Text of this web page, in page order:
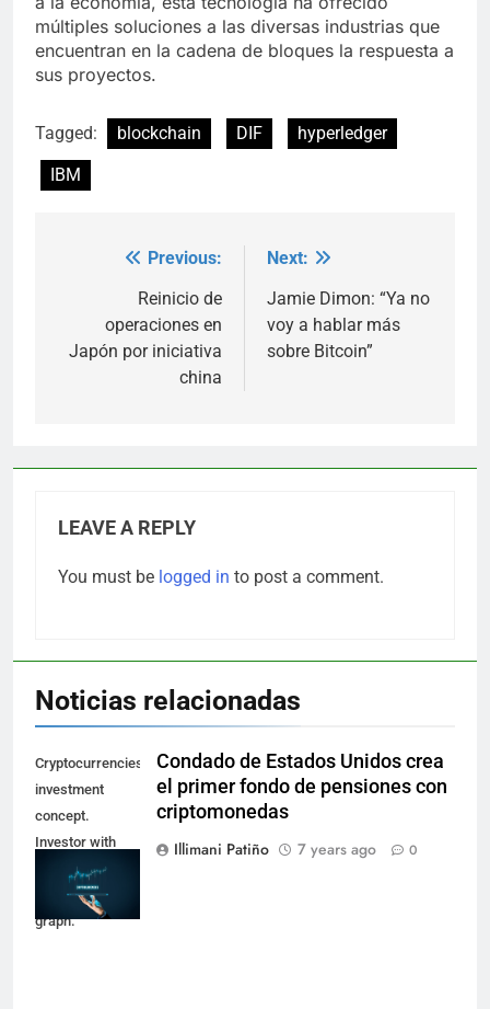
múltiples soluciones a las diversas industrias que
encuentran en la cadena de bloques la respuesta a
sus proyectos.
Tagged: blockchain DIF
hyperledger
IBM
navigation
Previous:
Reinicio de
operaciones en
Japón por iniciativa
china
Next:
Jamie Dimon: “Ya no
voy a hablar más
sobre Bitcoin”
LEAVE A REPLY
You must be logged in to post a comment.
Noticias relacionadas
Cryptocurrencies
investment
concept.
Investor with
digital tablet and
virtual tradeview
graph.
Condado de Estados Unidos crea
el primer fondo de pensiones con
criptomonedas
Illimani Patiño
7 years ago 0